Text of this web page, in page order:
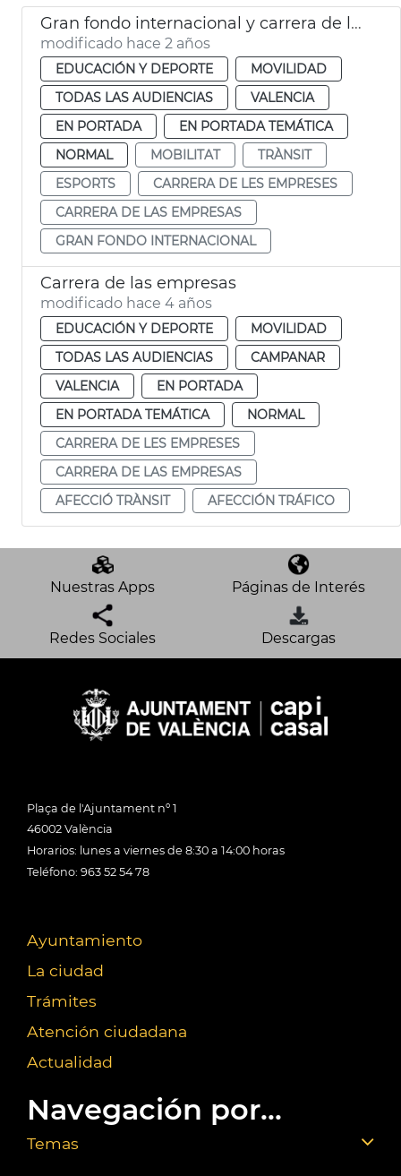
Gran fondo internacional y carrera de las empresas
modificado hace 2 años
EDUCACIÓN Y DEPORTE
MOVILIDAD
TODAS LAS AUDIENCIAS
VALENCIA
EN PORTADA
EN PORTADA TEMÁTICA
NORMAL
MOBILITAT
TRÀNSIT
ESPORTS
CARRERA DE LES EMPRESES
CARRERA DE LAS EMPRESAS
GRAN FONDO INTERNACIONAL
Carrera de las empresas
modificado hace 4 años
EDUCACIÓN Y DEPORTE
MOVILIDAD
TODAS LAS AUDIENCIAS
CAMPANAR
VALENCIA
EN PORTADA
EN PORTADA TEMÁTICA
NORMAL
CARRERA DE LES EMPRESES
CARRERA DE LAS EMPRESAS
AFECCIÓ TRÀNSIT
AFECCIÓN TRÁFICO
Nuestras Apps Páginas de Interés
Redes Sociales Descargas
Plaça de l'Ajuntament nº 1
46002 València
Horarios: lunes a viernes de 8:30 a 14:00 horas
Teléfono: 963 52 54 78
Ayuntamiento
La ciudad
Trámites
Atención ciudadana
Actualidad
Navegación por...
Temas